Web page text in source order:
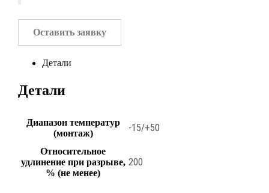
Оставить заявку
Детали
Детали
Диапазон температур
(монтаж)
-15/+50
Относительное
удлинение при разрыве,
% (не менее)
200